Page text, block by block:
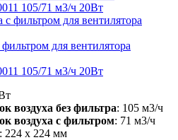
105/71 м3/ч 20Вт
для вентилятора
105/71 м3/ч 20Вт
воздуха без фильтра: 105 м3/ч
воздуха с фильтром: 71 м3/ч
: 224 х 224 мм